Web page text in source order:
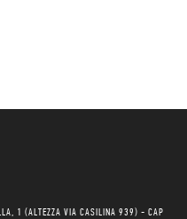
1 (ALTEZZA VIA CASILINA 939) - CAP